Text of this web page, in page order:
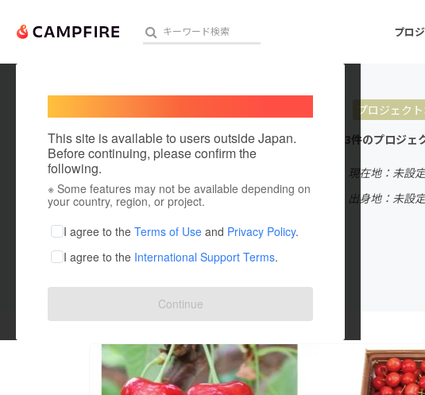
プロ
人気のプロジェクト 注目のリターン
アート・写真 音楽
テクノロジー・ガジェット
映像・映画
ビジネス・起業
まちづくり・地域活性化
This site is available to users outside Japan.
Before continuing, please confirm the
following.
※ Some features may not be available depending on
your country, region, or project.
I agree to the Terms of Use and Privacy Policy.
I agree to the International Support Terms.
Continue
プロジェク
これまでに3件のプロジェ
現在地：未設定
出身国：日本
出身地：未設定